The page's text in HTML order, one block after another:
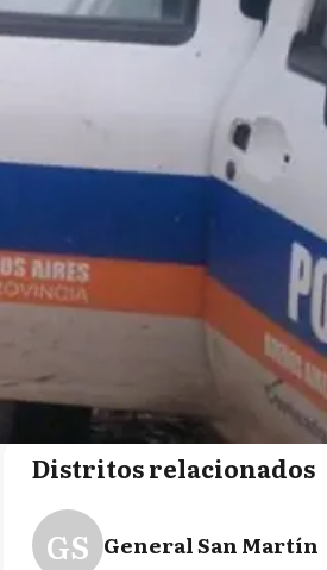
Distritos relacionados
GS General San Martín